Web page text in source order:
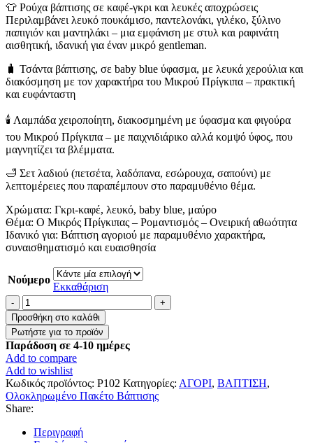
👕 Ρούχα βάπτισης σε καφέ-γκρι και λευκές αποχρώσεις
Περιλαμβάνει λευκό πουκάμισο, παντελονάκι, γιλέκο, ξύλινο
παπιγιόν και μαντηλάκι – μια εμφάνιση με στυλ και ραφινάτη
αισθητική, ιδανική για έναν μικρό gentleman.
🧳 Τσάντα βάπτισης, σε baby blue ύφασμα, με λευκά χερούλια και
διακόσμηση με τον χαρακτήρα του Μικρού Πρίγκιπα – πρακτική
και ευφάνταστη
🕯️ Λαμπάδα χειροποίητη, διακοσμημένη με ύφασμα και φιγούρα
του Μικρού Πρίγκιπα – με παιχνιδιάρικο αλλά κομψό ύφος, που
μαγνητίζει τα βλέμματα.
🛁 Σετ λαδιού (πετσέτα, λαδόπανα, εσώρουχα, σαπούνι) με
λεπτομέρειες που παραπέμπουν στο παραμυθένιο θέμα.
Χρώματα: Γκρι-καφέ, λευκό, baby blue, μαύρο
Θέμα: Ο Μικρός Πρίγκιπας – Ρομαντισμός – Ονειρική αθωότητα
Ιδανικό για: Βάπτιση αγοριού με παραμυθένιο χαρακτήρα,
συναισθηματισμό και ευαισθησία
Νούμερο
Εκκαθάριση
Πακέτο
Βάπτισης
για
Αγόρι
¨Μικρός
Πρίγκιπας¨
ποσότητα
Προσθήκη στο καλάθι
Παράδοση σε 4-10 ημέρες
Add to compare
Add to wishlist
Κωδικός προϊόντος: P102 Κατηγορίες: ΑΓΟΡΙ, ΒΑΠΤΙΣΗ,
Ολοκληρωμένο Πακέτο Βάπτισης
Share:
Περιγραφή